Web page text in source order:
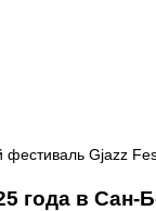
фестиваль Gjazz
года в Сан-